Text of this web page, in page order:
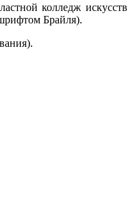
колледж искусств
Брайля).